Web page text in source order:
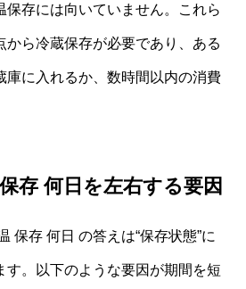
保存には向いていません。これら
から冷蔵保存が必要であり、ある
庫に入れるか、数時間以内の消費
存 何日を左右する要因
保存 何日 の答えは“保存状態”に
す。以下のような要因が期間を短